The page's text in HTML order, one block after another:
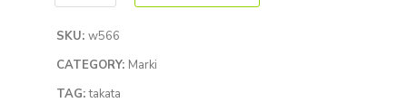
SKU: w566
CATEGORY: Marki
TAG:takata